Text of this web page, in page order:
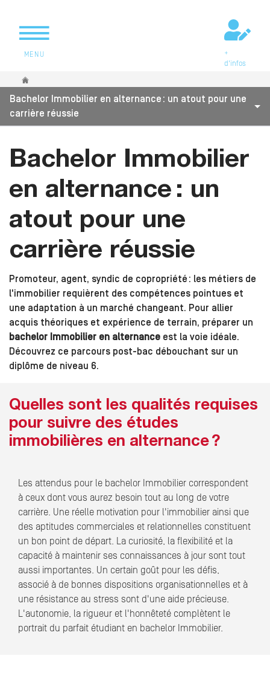
MENU
+
d'infos
Vous êtes ici
Bachelor Immobilier en alternance : un atout pour une
carrière réussie
Bachelor Immobilier
en alternance : un
atout pour une
carrière réussie
Promoteur, agent, syndic de copropriété : les métiers de
l'immobilier requièrent des compétences pointues et
une adaptation à un marché changeant. Pour allier
acquis théoriques et expérience de terrain, préparer un
bachelor Immobilier en alternance est la voie idéale.
Découvrez ce parcours post-bac débouchant sur un
diplôme de niveau 6.
Quelles sont les qualités requises
pour suivre des études
immobilières en alternance ?
Les attendus pour le bachelor Immobilier correspondent
à ceux dont vous aurez besoin tout au long de votre
carrière. Une réelle motivation pour l'immobilier ainsi que
des aptitudes commerciales et relationnelles constituent
un bon point de départ. La curiosité, la flexibilité et la
capacité à maintenir ses connaissances à jour sont tout
aussi importantes. Un certain goût pour les défis,
associé à de bonnes dispositions organisationnelles et à
une résistance au stress sont d'une aide précieuse.
L'autonomie, la rigueur et l'honnêteté complètent le
portrait du parfait étudiant en bachelor Immobilier.